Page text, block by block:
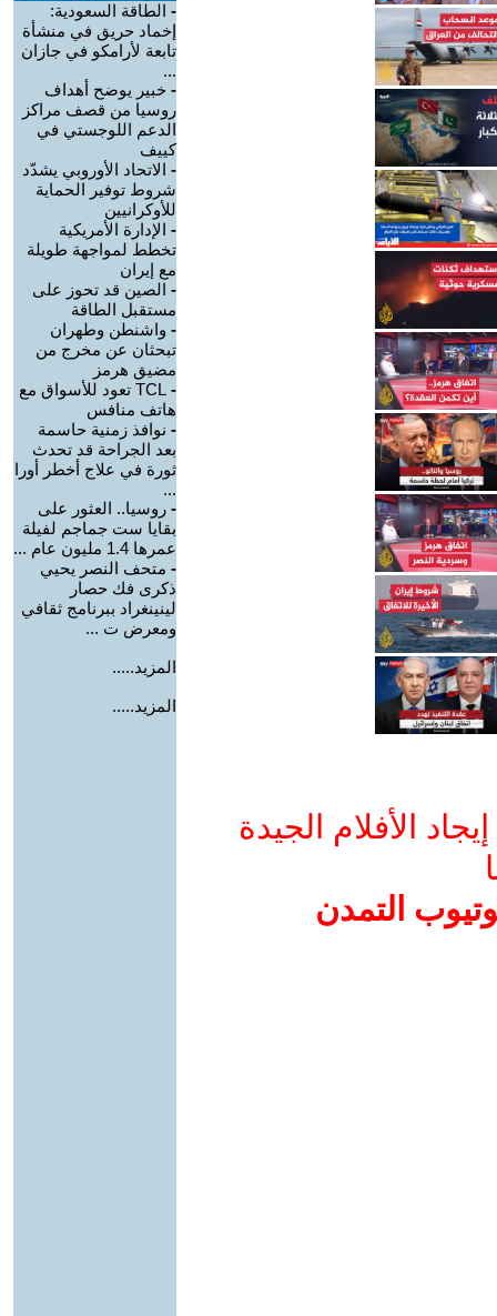
الأفلام الجيدة
التمدن
- الطاقة السعودية:
إخماد حريق في منشأة
تابعة لأرامكو في جازان
...
- خبير يوضح أهداف
روسيا من قصف مراكز
الدعم اللوجستي في
كييف
- الاتحاد الأوروبي يشدّد
شروط توفير الحماية
للأوكرانيين
- الإدارة الأمريكية
تخطط لمواجهة طويلة
مع إيران
- الصين قد تحوز على
مستقبل الطاقة
- واشنطن وطهران
تبحثان عن مخرج من
مضيق هرمز
-
TCL تعود للأسواق مع
هاتف منافس
- نوافذ زمنية حاسمة
بعد الجراحة قد تحدث
ثورة في علاج أخطر أورا
...
- روسيا.. العثور على
بقايا ست جماجم لفيلة
عمرها 1.4 مليون عام ...
- متحف النصر يحيي
ذكرى فك حصار
لينينغراد ببرنامج ثقافي
ومعرض ت ...
المزيد.....
المزيد.....